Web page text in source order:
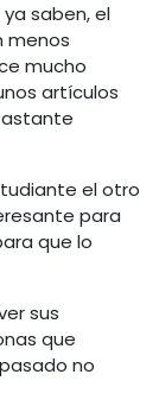
saben, el
menos
mucho
artículos
el otro
para
que lo
sus
que
no